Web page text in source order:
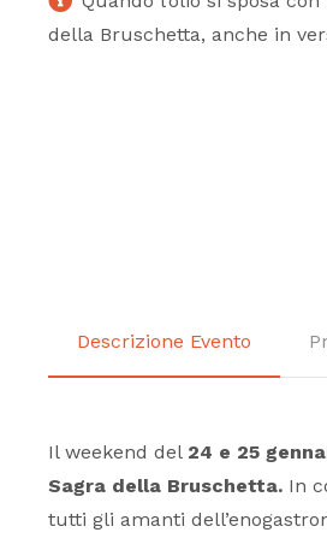
della Bruschetta, anche in
Descrizione Evento
Il weekend del 24 e 25
Sagra della Bruschetta. In
tutti gli amanti